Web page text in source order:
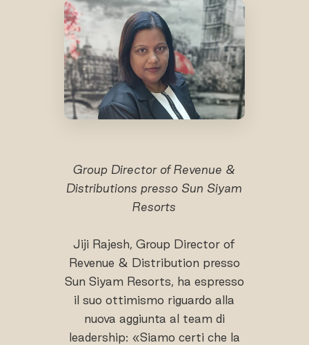
Group Director of Revenue &
Distributions presso Sun Siyam
Resorts
Jiji Rajesh, Group Director of
Revenue & Distribution presso
Sun Siyam Resorts, ha espresso
il suo ottimismo riguardo alla
nuova aggiunta al team di
leadership: «Siamo certi che la